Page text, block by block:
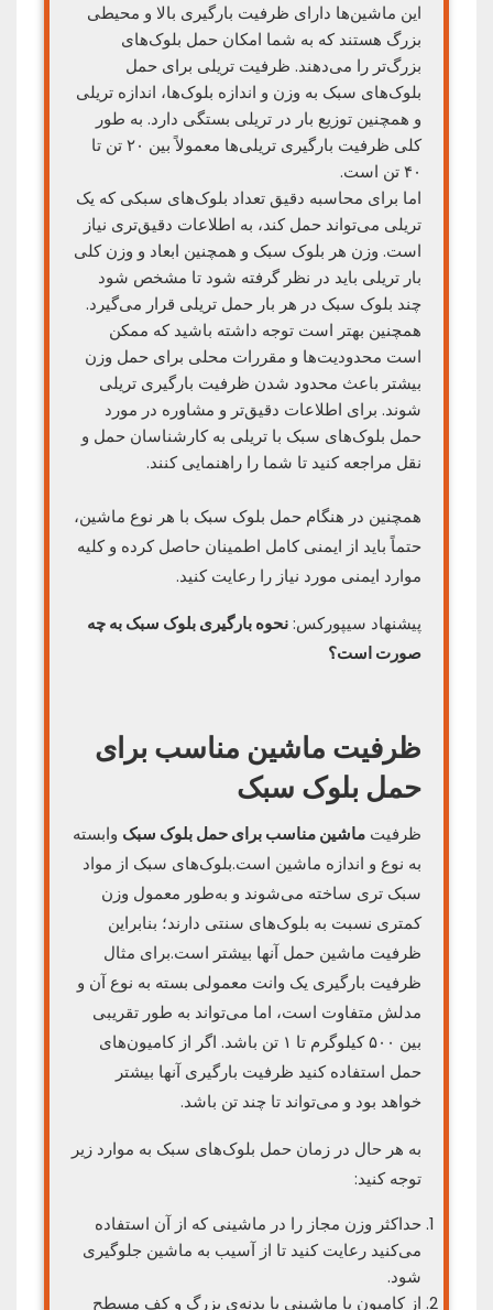
این ماشین‌ها دارای ظرفیت بارگیری بالا و محیطی
بزرگ هستند که به شما امکان حمل بلوک‌های
بزرگ‌تر را می‌دهند. ظرفیت تریلی برای حمل
بلوک‌های سبک به وزن و اندازه بلوک‌ها، اندازه تریلی
و همچنین توزیع بار در تریلی بستگی دارد. به طور
کلی ظرفیت بارگیری تریلی‌ها معمولاً بین ۲۰ تن تا
۴۰ تن است.
اما برای محاسبه دقیق تعداد بلوک‌های سبکی که یک
تریلی می‌تواند حمل کند، به اطلاعات دقیق‌تری نیاز
است. وزن هر بلوک سبک و همچنین ابعاد و وزن کلی
بار تریلی باید در نظر گرفته شود تا مشخص شود
چند بلوک سبک در هر بار حمل تریلی قرار می‌گیرد.
همچنین بهتر است توجه داشته باشید که ممکن
است محدودیت‌ها و مقررات محلی برای حمل وزن
بیشتر باعث محدود شدن ظرفیت بارگیری تریلی
شوند. برای اطلاعات دقیق‌تر و مشاوره در مورد
حمل بلوک‌های سبک با تریلی به کارشناسان حمل و
نقل مراجعه کنید تا شما را راهنمایی کنند.
همچنین در هنگام حمل بلوک سبک با هر نوع ماشین،
حتماً باید از ایمنی کامل اطمینان حاصل کرده و کلیه
موارد ایمنی مورد نیاز را رعایت کنید.
پیشنهاد سیپورکس:نحوه بارگیری بلوک سبک به چه
صورت است؟
ظرفیت ماشین مناسب برای
حمل بلوک سبک
ظرفیت ماشین مناسب برای حمل بلوک سبک وابسته
به نوع و اندازه ماشین است.بلوک‌های سبک از مواد
سبک تری ساخته می‌شوند و به‌طور معمول وزن
کمتری نسبت به بلوک‌های سنتی دارند؛ بنابراین
ظرفیت ماشین حمل آنها بیشتر است.برای مثال
ظرفیت بارگیری یک وانت معمولی بسته به نوع آن و
مدلش متفاوت است، اما می‌تواند به طور تقریبی
بین ۵۰۰ کیلوگرم تا ۱ تن باشد. اگر از کامیون‌های
حمل استفاده کنید ظرفیت بارگیری آنها بیشتر
خواهد بود و می‌تواند تا چند تن باشد.
به هر حال در زمان حمل بلوک‌های سبک به موارد زیر
توجه کنید:
حداکثر وزن مجاز را در ماشینی که از آن استفاده
می‌کنید رعایت کنید تا از آسیب به ماشین جلوگیری
شود.
از کامیون یا ماشینی با بدنه‌ی بزرگ و کف مسطح